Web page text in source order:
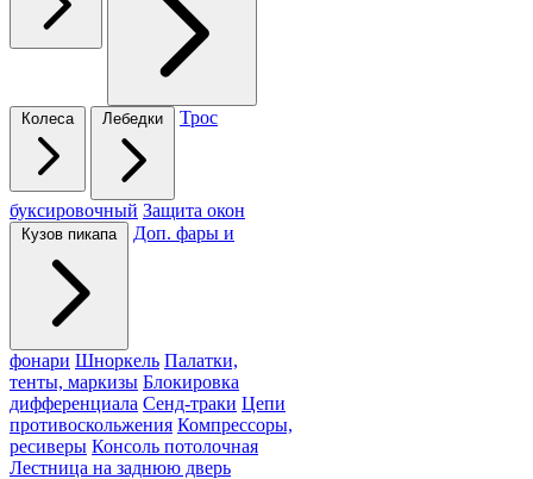
Колеса Лебедки Трос
буксировочный Защита окон
Кузов пикапа Доп. фары и
фонари Шноркель Палатки,
тенты, маркизы Блокировка
дифференциала Сенд-траки Цепи
противоскольжения Компрессоры,
ресиверы Консоль потолочная
Лестница на заднюю дверь